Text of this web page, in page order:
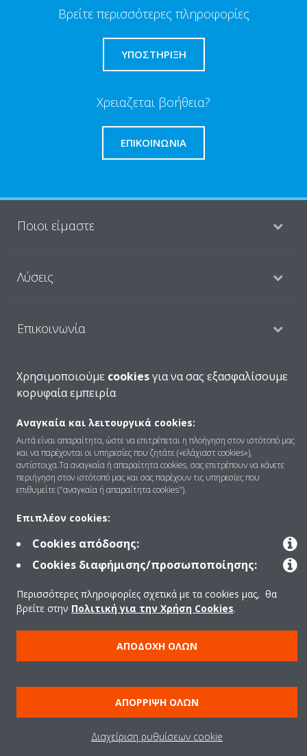
Βρείτε περισσότερες πληροφορίες
ΥΠΟΣΤΗΡΙΞΗ
Χρειαζεται βοήθεια?
ΕΠΙΚΟΙΝΩΝΊΑ
Ποιοι είμαστε
Λύσεις
Επικοινωνία
Products
Copyright © Daikin
Ανακοίνωση νομικού περιεχομένου
ΠΟΛΙΤΙΚΗ ΧΡΗΣΗΣ COOKIES
Πολιτική Προστασίας Δεδομένων
Εταιρική δεοντολογία
Data Act
Χρησιμοποιούμε cookiesγια να σας εξασφαλίσουμε
κορυφαία εμπειρία
Αναγκαία και λειτουργικά cookies:
Αυτά είναι απαραίτητα, ώστε να επιτρέπεται η πλοήγηση στον ιστότοπό μας
και να παρέχονται οι υπηρεσίες που ζητάτε («ελάχιαστ cookies»),
αντίστοιχα.Τα αναγκαία ή απαραίτητα cookies, σας επιτρέπουν να κάνετε
περιήγηση στον ιστότοπό μας και σας παρέχουν τις υπηρεσίες που
επιθυμείτε ("αναγκαία ή απαραίτητα cookies").
Επιπλέον cookies:
Cookies απόδοσης:
Cookies διαφήμισης/προσωποποίησης:
Περισσότερες πληροφορίες σχετικά με τα cookies μας, θα
βρείτε στην Πολιτική για την Χρήση Cookies.
ΑΠΟΔΟΧΉ ΌΛΩΝ
ΑΠΌΡΡΙΨΗ ΌΛΩΝ
Διαχείριση ρυθμίσεων cookie